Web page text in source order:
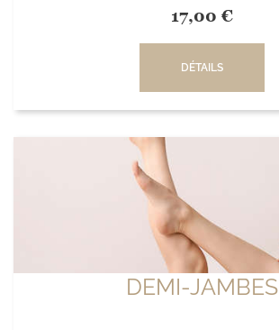
17,00 €
DÉTAILS
DEMI-JAMBES